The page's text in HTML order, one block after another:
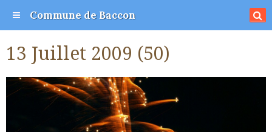
Commune de Baccon
13 Juillet 2009 (50)